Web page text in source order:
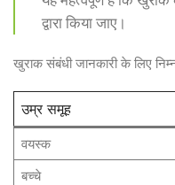
द्वारा किया जाए।
खुराक संबंधी जानकारी के लिए
उम्र समूह
वयस्क
बच्चे